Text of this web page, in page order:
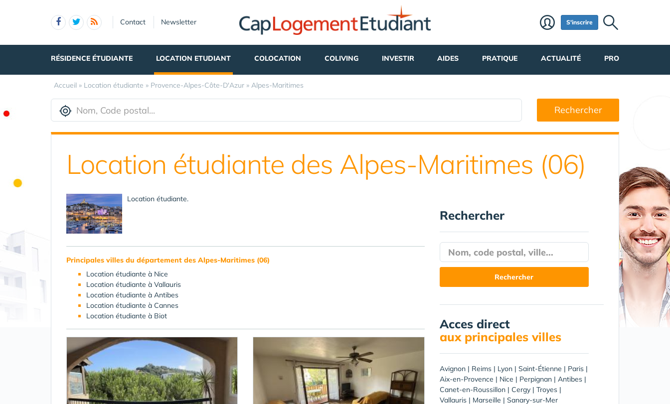
Contact Newsletter S'inscrire
RÉSIDENCE ÉTUDIANTE LOCATION ETUDIANT COLOCATION COLIVING INVESTIR AIDES PRATIQUE ACTUALITÉ PRO
Accueil » Location étudiante » Provence-Alpes-Côte-D'Azur » Alpes-Maritimes
Rechercher
Location étudiante des Alpes-Maritimes (06)
Location étudiante.
Principales villes du département des Alpes-Maritimes (06)
Location étudiante à Nice
Location étudiante à Vallauris
Location étudiante à Antibes
Location étudiante à Cannes
Location étudiante à Biot
Rechercher
Acces direct
aux principales villes
Avignon| Reims| Lyon| Saint-Étienne | Paris|
Aix-en-Provence | Nice | Perpignan| Antibes|
Canet-en-Roussillon| Cergy| Troyes|
Vallauris| Marseille | Sanary-sur-Mer